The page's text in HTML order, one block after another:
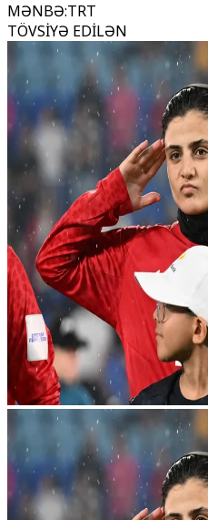
MƏNBƏ:TRT
TÖVSİYƏ EDİLƏN